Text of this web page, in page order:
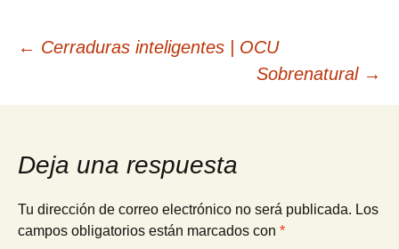
Navegación
de
entradas
← Cerraduras inteligentes | OCU
Sobrenatural →
Deja una respuesta
Tu dirección de correo electrónico no será publicada. Los
campos obligatorios están marcados con *